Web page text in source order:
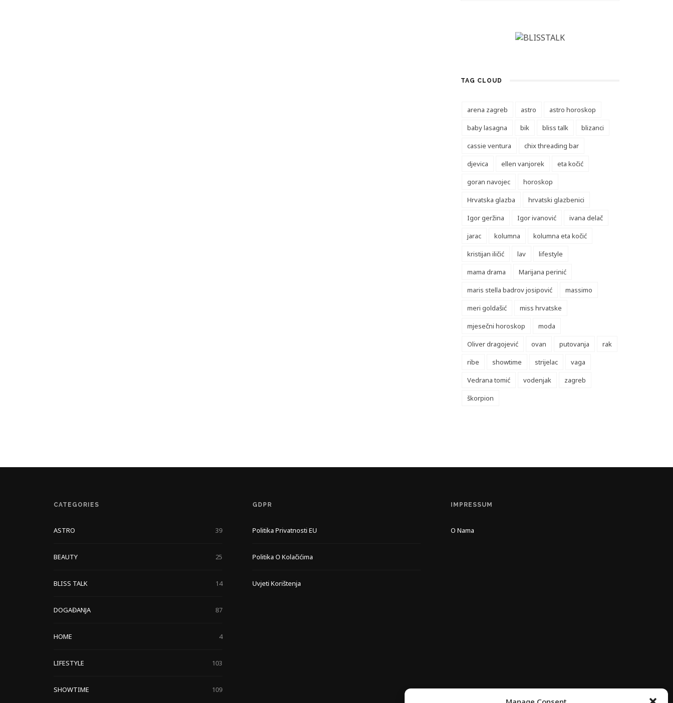
TAG CLOUD
arena zagreb astro
astro horoskop
baby lasagna
bik bliss talk
blizanci
cassie ventura
chix threading bar
djevica
ellen vanjorek
eta kočić
goran navojec
horoskop
Hrvatska glazba
hrvatski glazbenici
Igor geržina
Igor ivanović
ivana delač
jarac
kolumna
kolumna eta kočić
kristijan iličić
lav
lifestyle
mama drama
Marijana perinić
maris stella badrov josipović
massimo
meri goldašić
miss hrvatske
mjesečni horoskop
moda
Oliver dragojević
ovan putovanja
rak
ribe
showtime strijelac
vaga
Vedrana tomić
vodenjak
zagreb
škorpion
CATEGORIES
ASTRO 39
BEAUTY 25
BLISS TALK 14
DOGAĐANJA 87
HOME 4
LIFESTYLE 103
SHOWTIME 109
GDPR
Politika Privatnosti EU
Politika O Kolačićima
Uvjeti Korištenja
IMPRESSUM
O Nama